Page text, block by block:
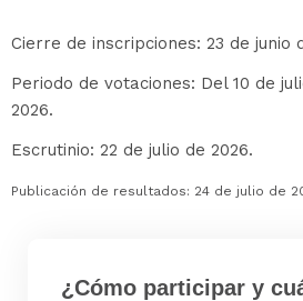
Cierre de inscripciones: 23 de junio
Periodo de votaciones: Del 10 de
2026.
Escrutinio: 22 de julio de 2026.
Publicación de resultados: 24 de julio de
¿Cómo participar y